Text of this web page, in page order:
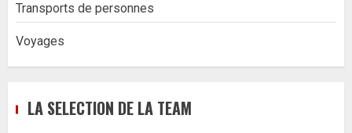
Transports de personnes
Voyages
LA SELECTION DE LA TEAM